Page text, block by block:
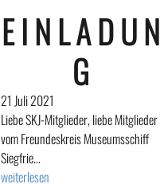
E I N L A D U N
G
21 Juli 2021
Liebe SKJ-Mitglieder, liebe Mitglieder
vom Freundeskreis Museumsschiff
Siegfrie...
weiterlesen